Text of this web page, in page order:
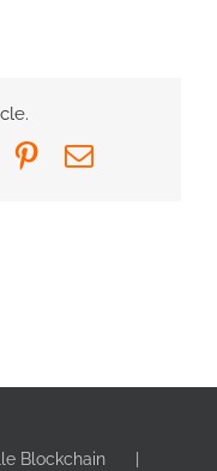
Pinterest
Email
Blockchain